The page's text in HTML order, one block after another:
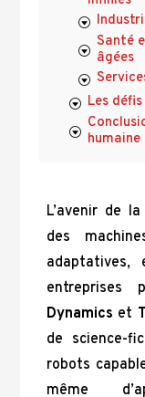
Santé
âgées
Les
humaine
L’avenir de la
des
adaptatives,
entreprises
Dynamics et
de science-
robots
même